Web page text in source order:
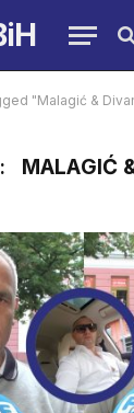
"Malagić &
MALAGIĆ